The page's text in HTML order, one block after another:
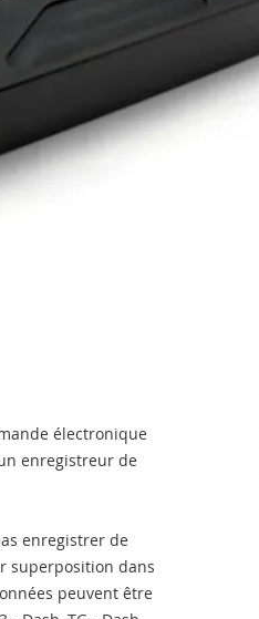
électronique
enregistreur de
enregistrer de
superposition dans
peuvent être